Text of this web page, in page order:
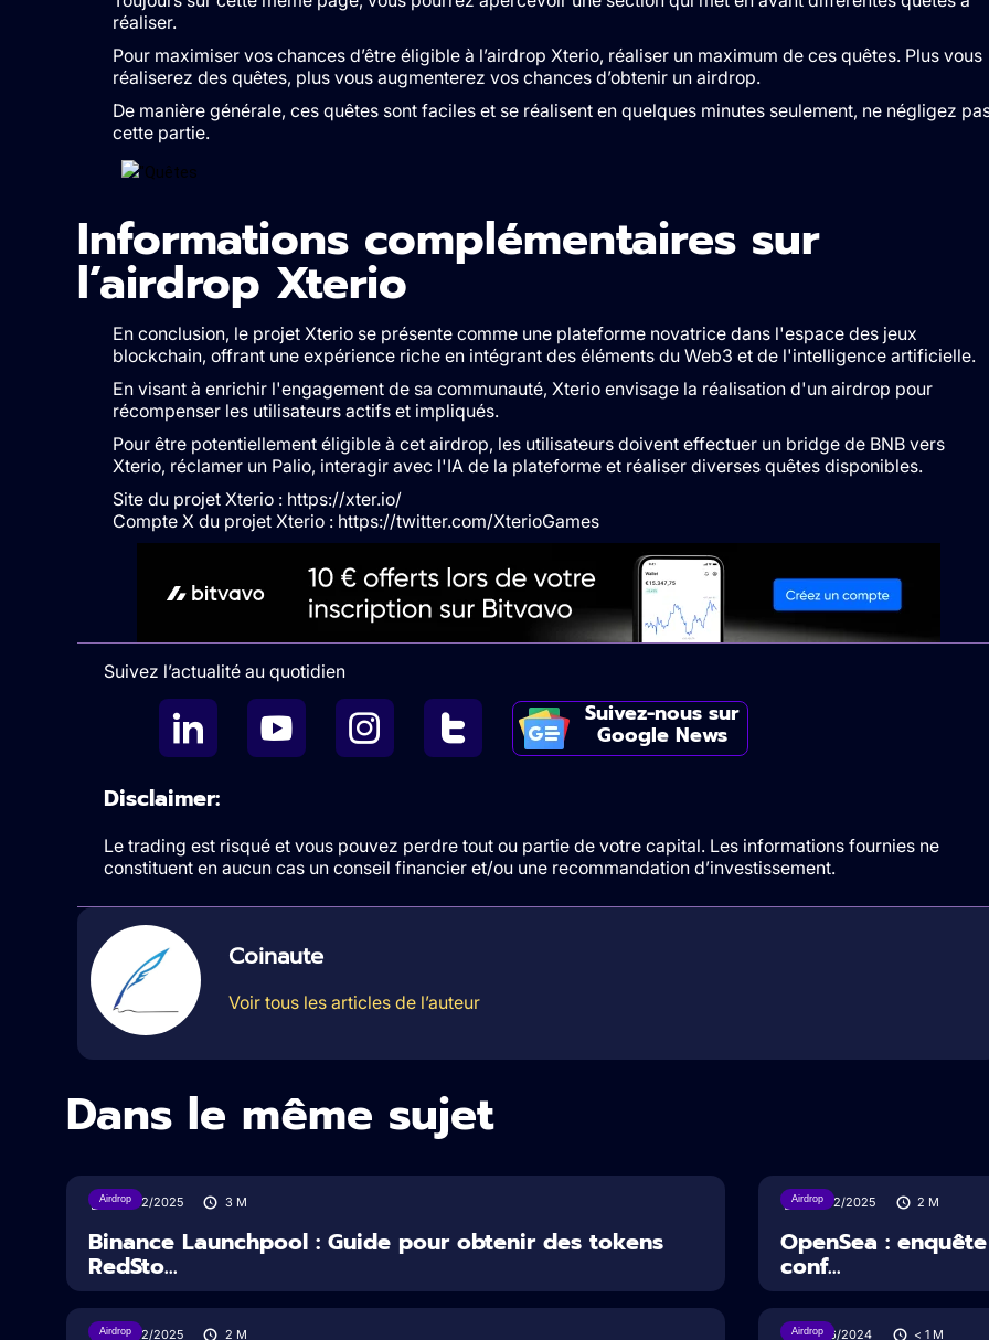
réaliser.
Pour maximiser vos chances d’être éligible à l’airdrop Xterio, réaliser un maximum de ces quêtes. Plus vous
réaliserez des quêtes, plus vous augmenterez vos chances d’obtenir un airdrop.
De manière générale, ces quêtes sont faciles et se réalisent en quelques minutes seulement, ne négligez
cette partie.
Informations complémentaires sur
l’airdrop Xterio
En conclusion, le projet Xterio se présente comme une plateforme novatrice dans l'espace des jeux
blockchain, offrant une expérience riche en intégrant des éléments du Web3 et de l'intelligence artificielle.
En visant à enrichir l'engagement de sa communauté, Xterio envisage la réalisation d'un airdrop pour
récompenser les utilisateurs actifs et impliqués.
Pour être potentiellement éligible à cet airdrop, les utilisateurs doivent effectuer un bridge de BNB vers
Xterio, réclamer un Palio, interagir avec l'IA de la plateforme et réaliser diverses quêtes disponibles.
Site du projet Xterio : https://xter.io/
Compte X du projet Xterio : https://twitter.com/XterioGames
Suivez l’actualité au quotidien
Suivez-nous sur
Google News
Disclaimer:
Le trading est risqué et vous pouvez perdre tout ou partie de votre capital. Les informations fournies ne
constituent en aucun cas un conseil financier et/ou une recommandation d’investissement.
Coinaute
Voir tous les articles de l’auteur
Dans le même sujet
Airdrop
26/02/2025 3 M
Binance Launchpool : Guide pour obtenir des tokens
RedSto...
Airdrop
22/02/2025 2 M
OpenSea :
conf...
Airdrop
06/02/2025 2 M Airdrop
17/06/2024 < 1 M